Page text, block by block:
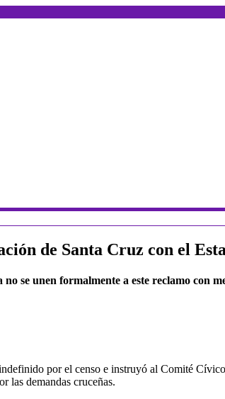
de Santa Cruz con el
se unen formalmente a este reclamo
por el censo e instruyó al Comité
las demandas cruceñas.